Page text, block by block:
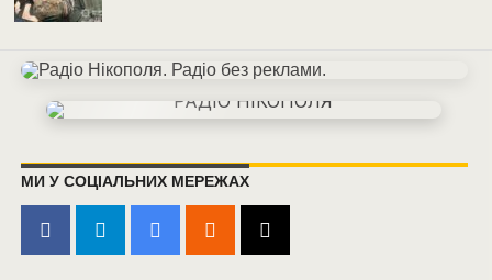
МИ У СОЦІАЛЬНИХ МЕРЕЖАХ